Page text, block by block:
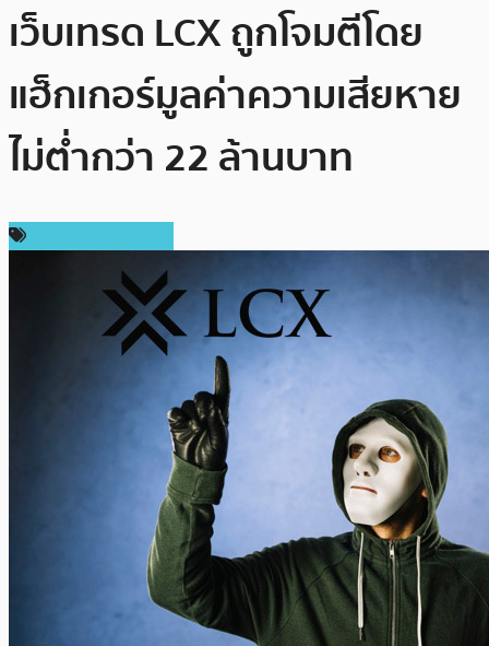
เว็บเทรด LCX ถูกโจมตีโดย
แฮ็กเกอร์มูลค่าความเสียหาย
ไม่ต่ำกว่า 22 ล้านบาท